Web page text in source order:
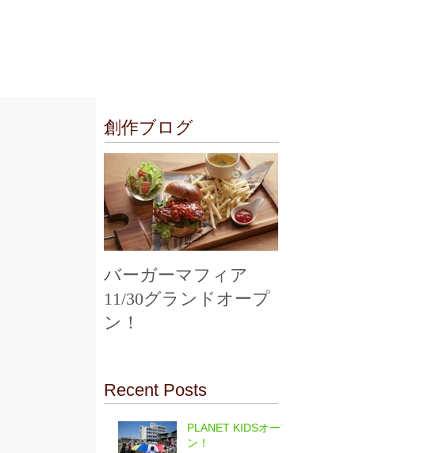
創作ブログ
バーガーマフィア
11/30グランドオープ
ン！
Recent Posts
PLANET KIDSオープ
ン！